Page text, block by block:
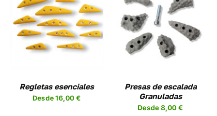
Regletas esenciales
Desde16,00 €
SELECCIONAR
OPCIONES ESTE
PRODUCTO
TIENE
MÚLTIPLES
OPCIONES
SE
PUEDEN
/
DETALLES
Presas de escalada
Granuladas
Desde 8,00 €